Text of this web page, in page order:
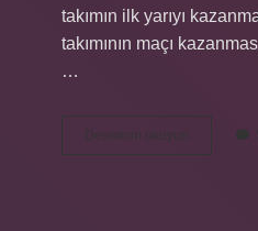
takımın ilk yarıyı
takımının maçı
…
Devamını okuyun
Basketbol
1